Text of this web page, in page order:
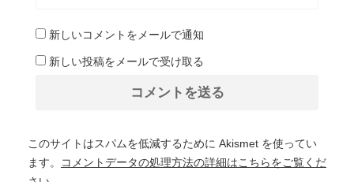
新しいコメントをメールで通知
新しい投稿をメールで受け取る
このサイトはスパムを低減するために Akismet を使ってい
ます。
コメントデータの処理方法の詳細はこちらをご覧くだ